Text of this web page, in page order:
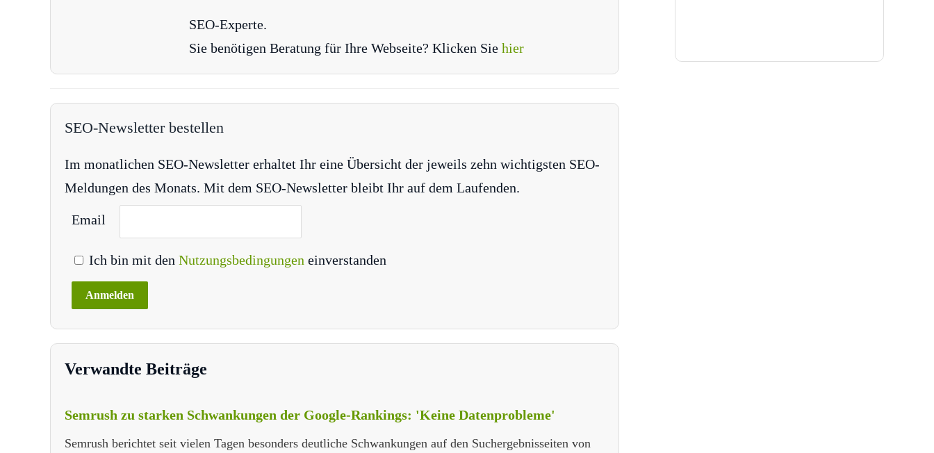
SEO-Experte.
Sie benötigen Beratung für Ihre Webseite? Klicken Sie hier
SEO-Newsletter bestellen
Im monatlichen SEO-Newsletter erhaltet Ihr eine Übersicht der jeweils zehn wichtigsten SEO-
Meldungen des Monats. Mit dem SEO-Newsletter bleibt Ihr auf dem Laufenden.
Email
Ich bin mit den Nutzungsbedingungen einverstanden
Verwandte Beiträge
Semrush zu starken Schwankungen der Google-Rankings: 'Keine Datenprobleme'
Semrush berichtet seit vielen Tagen besonders deutliche Schwankungen auf den Suchergebnisseiten von